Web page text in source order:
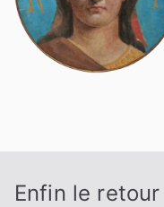
Enfin le